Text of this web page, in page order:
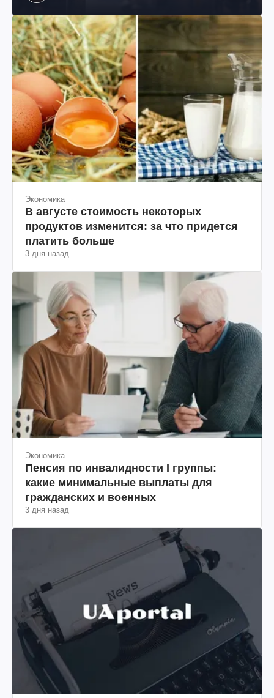
Экономика
В августе стоимость некоторых
продуктов изменится: за что придется
платить больше
3 дня назад
Экономика
Пенсия по инвалидности I группы:
какие минимальные выплаты для
гражданских и военных
3 дня назад